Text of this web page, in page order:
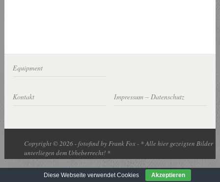
Equipment
Kontakt Impressum – Datenschutz
Copyright © 2026 - fotofind by Frank Fox - * Alle hier gezeigten Bilder
unterliegen dem Urheberrecht! *
Diese Webseite verwendet Cookies Akzeptieren